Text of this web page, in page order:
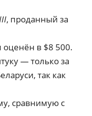
, проданный за
оценён в $8 500.
— только за
так как
сравнимую с